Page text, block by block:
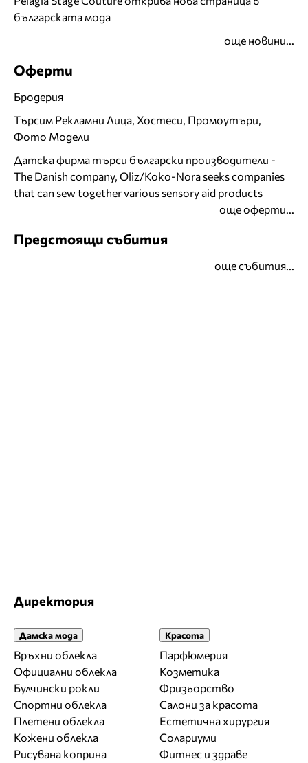
българската мода
още новини...
Оферти
Бродерия
Търсим Рекламни Лица, Хостеси, Промоутъри,
Фото Модели
Датска фирма търси български производители -
The Danish company, Oliz/Koko-Nora seeks companies
that can sew together various sensory aid products
още оферти...
Предстоящи събития
още събития...
Директория
Дамска мода
Връхни облекла
Официални облекла
Булчински рокли
Спортни облекла
Плетени облекла
Кожени облекла
Рисувана коприна
Красота
Парфюмерия
Козметика
Фризьорство
Салони за красота
Естетична хирургия
Солариуми
Фитнес и здраве